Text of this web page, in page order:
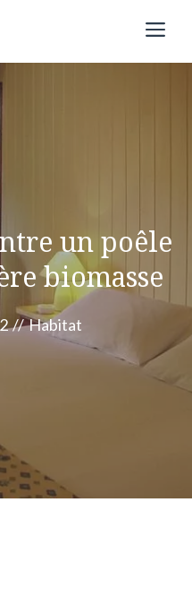
un poêle
biomasse
// Habitat